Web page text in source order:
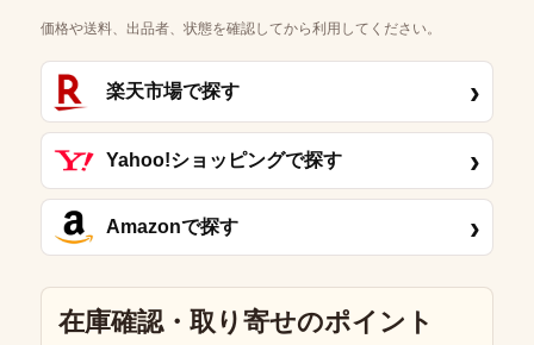
価格や送料、出品者、状態を確認してから利用してください。
楽天市場で探す ›
Yahoo!ショッピングで探す ›
Amazonで探す ›
在庫確認・取り寄せのポイント